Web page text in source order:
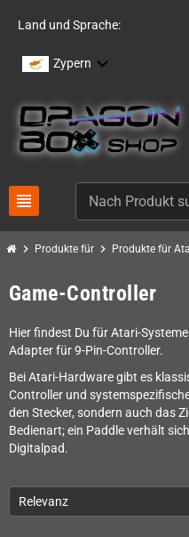
Land und Sprache:
Zypern
view_headline
chevron_right Produkte für chevron_right Produkte für
Game-Controller
Hier findest Du für Atari-
Adapter für 9-Pin-Controller.
Bei Atari-Hardware gibt es
Controller und
den Stecker, sondern auch das
Bedienart; ein Paddle verhält
Digitalpad.
Relevanz